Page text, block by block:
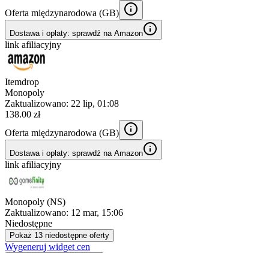
Oferta międzynarodowa (GB)
Dostawa i opłaty: sprawdź na Amazon
link afiliacyjny
Itemdrop
Monopoly
Zaktualizowano: 22 lip, 01:08
138.00 zł
Oferta międzynarodowa (GB)
Dostawa i opłaty: sprawdź na Amazon
link afiliacyjny
Monopoly (NS)
Zaktualizowano: 12 mar, 15:06
Niedostępne
Pokaż 13 niedostępne oferty
Wygeneruj widget cen